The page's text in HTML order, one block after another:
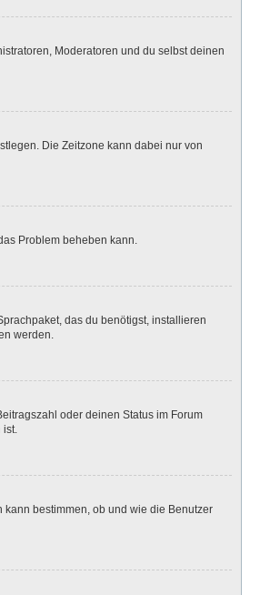
Moderatoren und du selbst deinen
Die Zeitzone kann dabei nur von
Problem beheben kann.
das du benötigst, installieren
werden.
oder deinen Status im Forum
ist.
kann bestimmen, ob und wie die Benutzer